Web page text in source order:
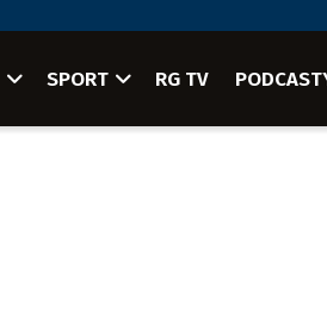
SPORT RG TV